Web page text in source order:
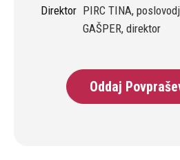
Direktor PIRC TINA,
GAŠPER, direktor
Oddaj